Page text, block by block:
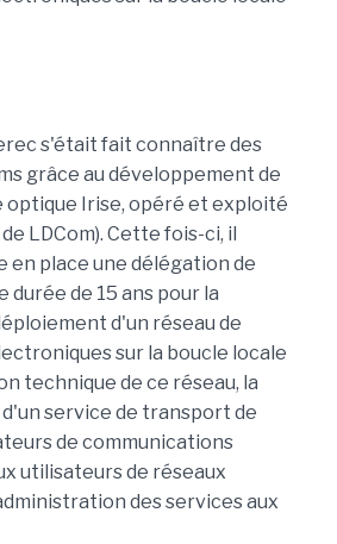
s'était fait connaître des
grâce au développement de
optique Irise, opéré et exploité
LDCom). Cette fois-ci, il
en place une délégation de
durée de 15 ans pour la
d'un réseau de
sur la boucle locale
technique de ce réseau, la
service de transport de
de communications
utilisateurs de réseaux
des services aux